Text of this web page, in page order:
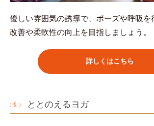
優しい雰囲気の誘導で、ポーズや呼吸を
改善や柔軟性の向上を目指しましょう。
詳しくはこちら
ととのえるヨガ